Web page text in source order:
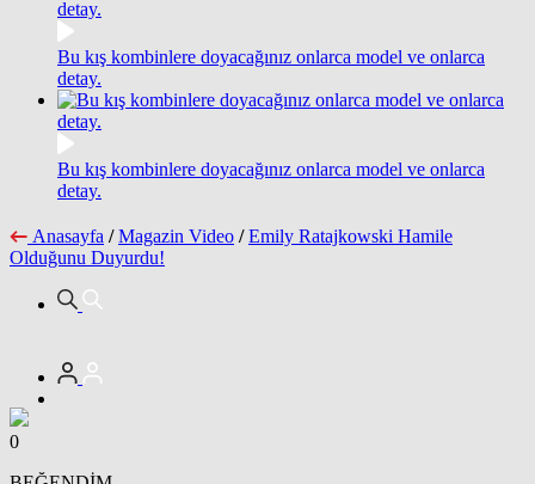
Bu kış kombinlere doyacağınız onlarca model ve onlarca
detay.
Bu kış kombinlere doyacağınız onlarca model ve onlarca
detay.
Anasayfa / Magazin Video / Emily Ratajkowski Hamile
Olduğunu Duyurdu!
0